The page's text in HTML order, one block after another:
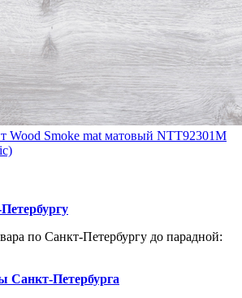
Wood Smoke mat матовый NTT92301M
по Санкт-Петербургу до парадной:
Санкт-Петербурга